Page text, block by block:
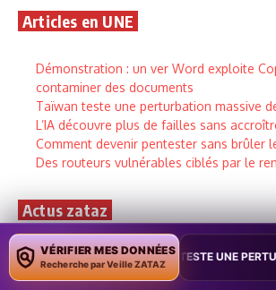
Articles en UNE
Démonstration : un ver Word exploite
contaminer des documents
Taïwan teste une perturbation massive
L’IA découvre plus de failles sans
Comment devenir pentester sans brûler
Des routeurs vulnérables ciblés par le
Actus zataz
Une cyberattaque vise plus de 30
3 août 2026
VÉRIFIER MES DONNÉES
Recherche par Veille ZATAZ
TESTE UNE PERTURBATION MASSIVE DE